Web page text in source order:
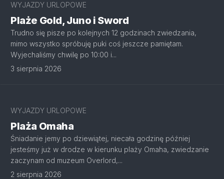
WYJAZDY URLOPOWE
Plaże Gold, Juno i Sword
Trudno się pisze po kolejnych 12 godzinach zwiedzania,
mimo wszystko spróbuję puki coś jeszcze pamiętam.
Wyjechaliśmy chwilę po 10:00 i...
3 sierpnia 2026
WYJAZDY URLOPOWE
Plaża Omaha
Śniadanie jemy po dziewiątej, niecała godzinę później
jesteśmy już w drodze w kierunku plaży Omaha, zwiedzanie
zaczynam od muzeum Overlord,...
2 sierpnia 2026